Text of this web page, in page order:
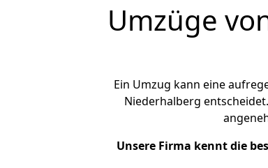
Umzüge
Ein Umzug kann eine
Niederhalberg
Unsere Firma kennt die